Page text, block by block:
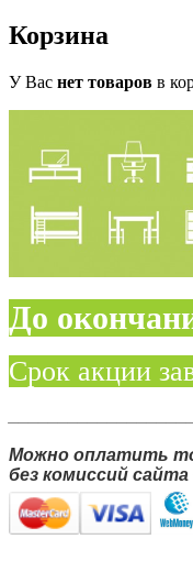
Корзина
У Вас нет товаров в
До
Срок акции
Можно оплатить
без комиссий сайта